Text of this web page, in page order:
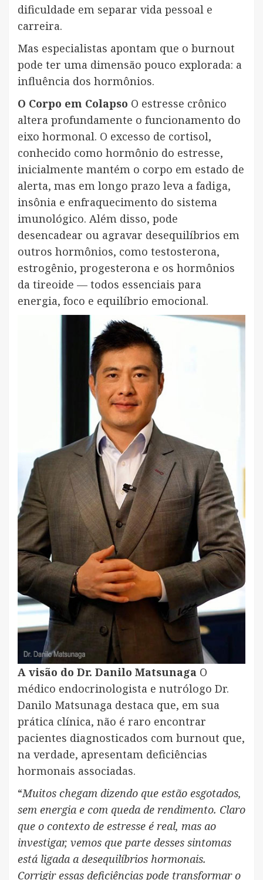
dificuldade em separar vida pessoal e
carreira.
Mas especialistas apontam que o burnout
pode ter uma dimensão pouco explorada: a
influência dos hormônios.
O Corpo em Colapso O estresse crônico
altera profundamente o funcionamento do
eixo hormonal. O excesso de cortisol,
conhecido como hormônio do estresse,
inicialmente mantém o corpo em estado de
alerta, mas em longo prazo leva a fadiga,
insônia e enfraquecimento do sistema
imunológico. Além disso, pode
desencadear ou agravar desequilíbrios em
outros hormônios, como testosterona,
estrogênio, progesterona e os hormônios
da tireoide — todos essenciais para
energia, foco e equilíbrio emocional.
A visão do Dr. Danilo Matsunaga O
médico endocrinologista e nutrólogo Dr.
Danilo Matsunaga destaca que, em sua
prática clínica, não é raro encontrar
pacientes diagnosticados com burnout que,
na verdade, apresentam deficiências
hormonais associadas.
“Muitos chegam dizendo que estão esgotados,
sem energia e com queda de rendimento. Claro
que o contexto de estresse é real, mas ao
investigar, vemos que parte desses sintomas
está ligada a desequilíbrios hormonais.
Corrigir essas deficiências pode transformar o